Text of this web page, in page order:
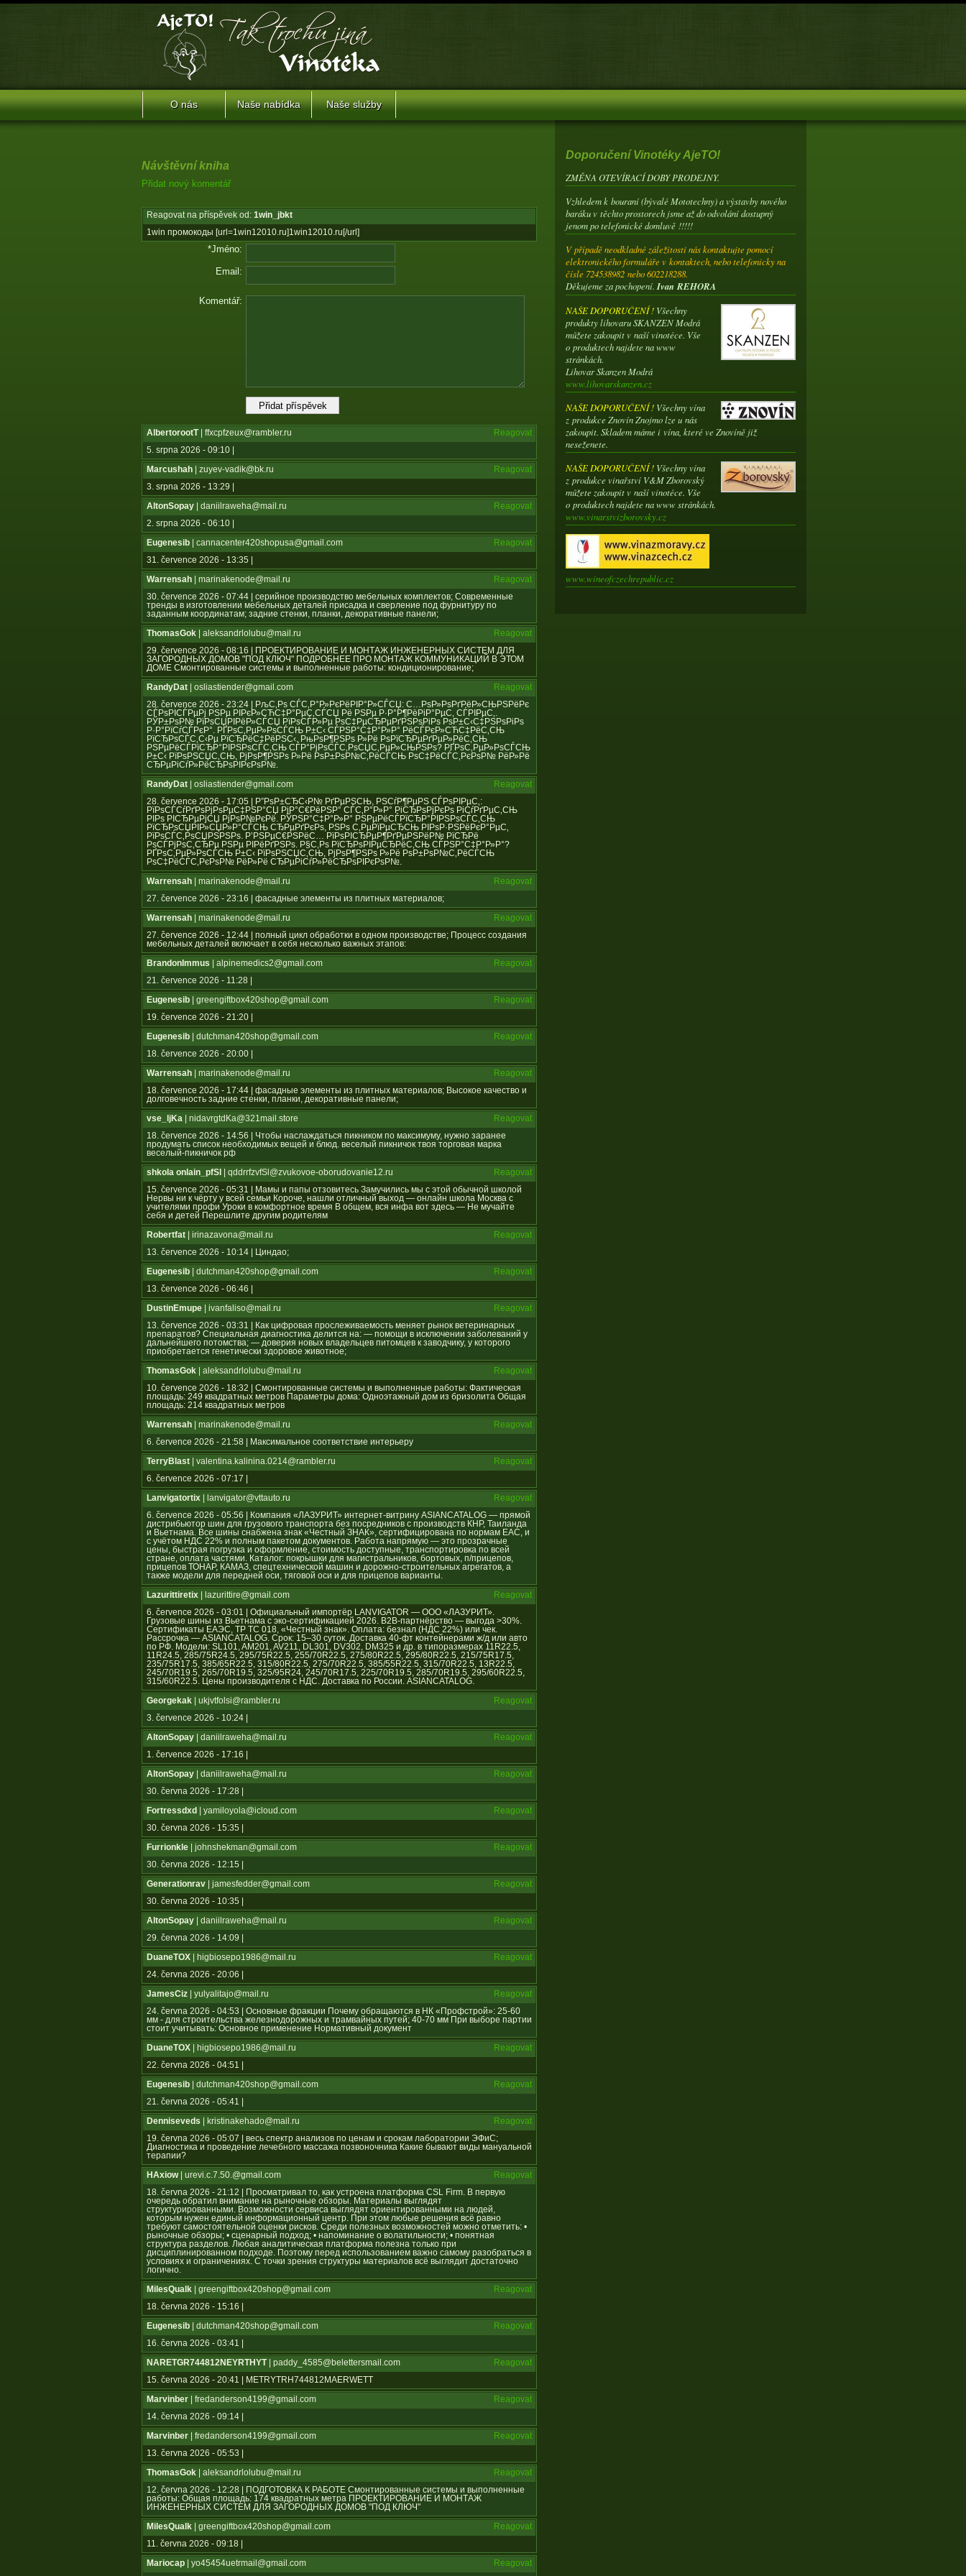
O nás Naše nabídka Naše služby
Návštěvní kniha
Přidat nový komentář
Reagovat na příspěvek od: 1win_jbkt
1win промокоды [url=1win12010.ru]1win12010.ru[/url]
*Jméno:
Email:
Komentář:
AlbertorootT| ffxcpfzeux@rambler.ru
Reagovat
5. srpna 2026 - 09:10 |
Marcushah | zuyev-vadik@bk.ru
Reagovat
3. srpna 2026 - 13:29 |
AltonSopay | daniilraweha@mail.ru
Reagovat
2. srpna 2026 - 06:10 |
Eugenesib | cannacenter420shopusa@gmail.com
Reagovat
31. července 2026 - 13:35 |
Warrensah | marinakenode@mail.ru
Reagovat
30. července 2026 - 07:44 | серийное производство мебельных комплектов; Современные
тренды в изготовлении мебельных деталей присадка и сверление под фурнитуру по
заданным координатам; задние стенки, планки, декоративные панели;
ThomasGok | aleksandrlolubu@mail.ru
Reagovat
29. července 2026 - 08:16 | ПРОЕКТИРОВАНИЕ И МОНТАЖ ИНЖЕНЕРНЫХ СИСТЕМ ДЛЯ
ЗАГОРОДНЫХ ДОМОВ "ПОД КЛЮЧ" ПОДРОБНЕЕ ПРО МОНТАЖ КОММУНИКАЦИЙ В ЭТОМ
ДОМЕ Смонтированные системы и выполненные работы: кондиционирование;
RandyDat | osliastiender@gmail.com
Reagovat
28. července 2026 - 23:24 | РљС‚Рѕ СЃС‚Р°Р»РєРёРІР°Р»СЃСЏ: С…РѕР»РѕРґРёР»СЊРЅРёРє
СЃРѕРІСЃРµРј РЅРµ РІРєР»СЋС‡Р°РµС‚СЃСЏ Рё РЅРµ Р·Р°Р¶РёРіР°РµС‚ СЃРІРµС‚.
РЎР±РѕР№ РїРѕСЏРІРёР»СЃСЏ РїРѕСЃР»Рµ РѕС‡РµСЂРµРґРЅРѕРіРѕ РѕР±С‹С‡РЅРѕРіРѕ
Р·Р°РїСѓСЃРєР°. РҐРѕС‚РµР»РѕСЃСЊ Р±С‹ СЃРЅР°С‡Р°Р»Р° РёСЃРєР»СЋС‡РёС‚СЊ
РїСЂРѕСЃС‚С‹Рµ РїСЂРёС‡РёРЅС‹. РњРѕР¶РЅРѕ Р»Рё РѕРїСЂРµРґРµР»РёС‚СЊ
РЅРµРёСЃРїСЂР°РІРЅРѕСЃС‚СЊ СЃР°РјРѕСЃС‚РѕСЏС‚РµР»СЊРЅРѕ? РҐРѕС‚РµР»РѕСЃСЊ
Р±С‹ РїРѕРЅСЏС‚СЊ, РјРѕР¶РЅРѕ Р»Рё РѕР±РѕР№С‚РёСЃСЊ РѕС‡РёСЃС‚РєРѕР№ РёР»Рё
СЂРµРіСѓР»РёСЂРѕРІРєРѕР№.
RandyDat | osliastiender@gmail.com
Reagovat
28. července 2026 - 17:05 | Р”РѕР±СЂС‹Р№ РґРµРЅСЊ, РЅСѓР¶РµРЅ СЃРѕРІРµС‚:
РїРѕСЃСѓРґРѕРјРѕРµС‡РЅР°СЏ РјР°С€РёРЅР° СЃС‚Р°Р»Р° РіСЂРѕРјРєРѕ РіСѓРґРµС‚СЊ
РІРѕ РІСЂРµРјСЏ РјРѕР№РєРё. РЎРЅР°С‡Р°Р»Р° РЅРµРёСЃРїСЂР°РІРЅРѕСЃС‚СЊ
РїСЂРѕСЏРІР»СЏР»Р°СЃСЊ СЂРµРґРєРѕ, РЅРѕ С‚РµРїРµСЂСЊ РІРѕР·РЅРёРєР°РµС‚
РїРѕСЃС‚РѕСЏРЅРЅРѕ. Р’РЅРµС€РЅРёС… РїРѕРІСЂРµР¶РґРµРЅРёР№ РїСЂРё
РѕСЃРјРѕС‚СЂРµ РЅРµ РІРёРґРЅРѕ. Р§С‚Рѕ РїСЂРѕРІРµСЂРёС‚СЊ СЃРЅР°С‡Р°Р»Р°?
РҐРѕС‚РµР»РѕСЃСЊ Р±С‹ РїРѕРЅСЏС‚СЊ, РјРѕР¶РЅРѕ Р»Рё РѕР±РѕР№С‚РёСЃСЊ
РѕС‡РёСЃС‚РєРѕР№ РёР»Рё СЂРµРіСѓР»РёСЂРѕРІРєРѕР№.
Warrensah | marinakenode@mail.ru
Reagovat
27. července 2026 - 23:16 | фасадные элементы из плитных материалов;
Warrensah | marinakenode@mail.ru
Reagovat
27. července 2026 - 12:44 | полный цикл обработки в одном производстве; Процесс создания
мебельных деталей включает в себя несколько важных этапов:
BrandonImmus | alpinemedics2@gmail.com
Reagovat
21. července 2026 - 11:28 |
Eugenesib | greengiftbox420shop@gmail.com
Reagovat
19. července 2026 - 21:20 |
Eugenesib | dutchman420shop@gmail.com
Reagovat
18. července 2026 - 20:00 |
Warrensah | marinakenode@mail.ru
Reagovat
18. července 2026 - 17:44 | фасадные элементы из плитных материалов; Высокое качество и
долговечность задние стенки, планки, декоративные панели;
vse_ljKa | nidavrgtdKa@321mail.store
Reagovat
18. července 2026 - 14:56 | Чтобы наслаждаться пикником по максимуму, нужно заранее
продумать список необходимых вещей и блюд. веселый пикничок твоя торговая марка
веселый-пикничок рф
shkola onlain_pfSl | qddrrfzvfSl@zvukovoe-oborudovanie12.ru
Reagovat
15. července 2026 - 05:31 | Мамы и папы отзовитесь Замучились мы с этой обычной школой
Нервы ни к чёрту у всей семьи Короче, нашли отличный выход — онлайн школа Москва с
учителями профи Уроки в комфортное время В общем, вся инфа вот здесь — Не мучайте
себя и детей Перешлите другим родителям
Robertfat | irinazavona@mail.ru
Reagovat
13. července 2026 - 10:14 | Циндао;
Eugenesib | dutchman420shop@gmail.com
Reagovat
13. července 2026 - 06:46 |
DustinEmupe | ivanfaliso@mail.ru
Reagovat
13. července 2026 - 03:31 | Как цифровая прослеживаемость меняет рынок ветеринарных
препаратов? Специальная диагностика делится на: — помощи в исключении заболеваний у
дальнейшего потомства; — доверия новых владельцев питомцев к заводчику, у которого
приобретается генетически здоровое животное;
ThomasGok | aleksandrlolubu@mail.ru
Reagovat
10. července 2026 - 18:32 | Смонтированные системы и выполненные работы: Фактическая
площадь: 249 квадратных метров Параметры дома: Одноэтажный дом из бризолита Общая
площадь: 214 квадратных метров
Warrensah | marinakenode@mail.ru
Reagovat
6. července 2026 - 21:58 | Максимальное соответствие интерьеру
TerryBlast | valentina.kalinina.0214@rambler.ru
Reagovat
6. července 2026 - 07:17 |
Lanvigatortix | lanvigator@vttauto.ru
Reagovat
6. července 2026 - 05:56 | Компания «ЛАЗУРИТ» интернет-витрину ASIANCATALOG — прямой
дистрибьютор шин для грузового транспорта без посредников с производств КНР, Таиланда
и Вьетнама. Все шины снабжена знак «Честный ЗНАК», сертифицирована по нормам ЕАС, и
с учётом НДС 22% и полным пакетом документов. Работа напрямую — это прозрачные
цены, быстрая погрузка и оформление, стоимость доступные, транспортировка по всей
стране, оплата частями. Каталог: покрышки для магистральников, бортовых, п/прицепов,
прицепов ТОНАР, КАМАЗ, спецтехнической машин и дорожно-строительных агрегатов, а
также модели для передней оси, тяговой оси и для прицепов варианты.
Lazurittiretix | lazurittire@gmail.com
Reagovat
6. července 2026 - 03:01 | Официальный импортёр LANVIGATOR — ООО «ЛАЗУРИТ».
Грузовые шины из Вьетнама с эко-сертификацией 2026. B2B-партнёрство — выгода >30%.
Сертификаты ЕАЭС, ТР ТС 018, «Честный знак». Оплата: безнал (НДС 22%) или чек.
Рассрочка — ASIANCATALOG. Срок: 15–30 суток. Доставка 40-фт контейнерами ж/д или авто
по РФ. Модели: SL101, AM201, AV211, DL301, DV302, DM325 и др. в типоразмерах 11R22.5,
11R24.5, 285/75R24.5, 295/75R22.5, 255/70R22.5, 275/80R22.5, 295/80R22.5, 215/75R17.5,
235/75R17.5, 385/65R22.5, 315/80R22.5, 275/70R22.5, 385/55R22.5, 315/70R22.5, 13R22.5,
245/70R19.5, 265/70R19.5, 325/95R24, 245/70R17.5, 225/70R19.5, 285/70R19.5, 295/60R22.5,
315/60R22.5. Цены производителя с НДС. Доставка по России. ASIANCATALOG.
Georgekak | ukjvtfolsi@rambler.ru
Reagovat
3. července 2026 - 10:24 |
AltonSopay | daniilraweha@mail.ru
Reagovat
1. července 2026 - 17:16 |
AltonSopay | daniilraweha@mail.ru
Reagovat
30. června 2026 - 17:28 |
Fortressdxd | yamiloyola@icloud.com
Reagovat
30. června 2026 - 15:35 |
Furrionkle | johnshekman@gmail.com
Reagovat
30. června 2026 - 12:15 |
Generationrav | jamesfedder@gmail.com
Reagovat
30. června 2026 - 10:35 |
AltonSopay | daniilraweha@mail.ru
Reagovat
29. června 2026 - 14:09 |
DuaneTOX | higbiosepo1986@mail.ru
Reagovat
24. června 2026 - 20:06 |
JamesCiz | yulyalitajo@mail.ru
Reagovat
24. června 2026 - 04:53 | Основные фракции Почему обращаются в НК «Профстрой»: 25-60
мм - для строительства железнодорожных и трамвайных путей; 40-70 мм При выборе партии
стоит учитывать: Основное применение Нормативный документ
DuaneTOX | higbiosepo1986@mail.ru
Reagovat
22. června 2026 - 04:51 |
Eugenesib | dutchman420shop@gmail.com
Reagovat
21. června 2026 - 05:41 |
Denniseveds | kristinakehado@mail.ru
Reagovat
19. června 2026 - 05:07 | весь спектр анализов по ценам и срокам лаборатории ЭФиС;
Диагностика и проведение лечебного массажа позвоночника Какие бывают виды мануальной
терапии?
HAxiow| urevi.c.7.50.@gmail.com
Reagovat
18. června 2026 - 21:12 | Просматривал то, как устроена платформа CSL Firm. В первую
очередь обратил внимание на рыночные обзоры. Материалы выглядят
структурированными. Возможности сервиса выглядят ориентированными на людей,
которым нужен единый информационный центр. При этом любые решения всё равно
требуют самостоятельной оценки рисков. Среди полезных возможностей можно отметить: •
рыночные обзоры; • сценарный подход; • напоминание о волатильности; • понятная
структура разделов. Любая аналитическая платформа полезна только при
дисциплинированном подходе. Поэтому перед использованием важно самому разобраться в
условиях и ограничениях. С точки зрения структуры материалов всё выглядит достаточно
логично.
MilesQualk | greengiftbox420shop@gmail.com
Reagovat
18. června 2026 - 15:16 |
Eugenesib | dutchman420shop@gmail.com
Reagovat
16. června 2026 - 03:41 |
NARETGR744812NEYRTHYT| paddy_4585@belettersmail.com
Reagovat
15. června 2026 - 20:41 | METRYTRH744812MAERWETT
Marvinber | fredanderson4199@gmail.com
Reagovat
14. června 2026 - 09:14 |
Marvinber | fredanderson4199@gmail.com
Reagovat
13. června 2026 - 05:53 |
ThomasGok | aleksandrlolubu@mail.ru
Reagovat
12. června 2026 - 12:28 | ПОДГОТОВКА К РАБОТЕ Смонтированные системы и выполненные
работы: Общая площадь: 174 квадратных метра ПРОЕКТИРОВАНИЕ И МОНТАЖ
ИНЖЕНЕРНЫХ СИСТЕМ ДЛЯ ЗАГОРОДНЫХ ДОМОВ "ПОД КЛЮЧ"
MilesQualk | greengiftbox420shop@gmail.com
Reagovat
11. června 2026 - 09:18 |
Mariocap | yo45454uеtrmail@gmail.com Reagovat
Doporučení Vinotéky AjeTO!
ZMĚNA OTEVÍRACÍ DOBY PRODEJNY.
Vzhledem k bouraní (bývalé Mototechny) a výstavby nového
baráku v těchto prostorech jsme až do odvolání dostupný
jenom po telefonické domluvě !!!!!
V případě neodkladné záležitosti nás kontaktujte pomocí
elektronického formuláře v kontaktech, nebo telefonicky na
čísle 724538982 nebo 602218288.
Děkujeme za pochopení. Ivan REHORA
NAŠE DOPORUČENÍ ! Všechny
produkty lihovaru SKANZEN Modrá
můžete zakoupit v naší vinotéce. Vše
o produktech najdete na www
stránkách.
Lihovar Skanzen Modrá
www.lihovarskanzen.cz
NAŠE DOPORUČENÍ ! Všechny vína
z produkce Znovín Znojmo lze u nás
zakoupit. Skladem máme i vína, které ve Znovíně již
neseženete.
NAŠE DOPORUČENÍ ! Všechny vína
z produkce vinařství V&M Zborovský
můžete zakoupit v naší vinotéce. Vše
o produktech najdete na www stránkách.
www.vinarstvizborovsky.cz
www.wineofczechrepublic.cz